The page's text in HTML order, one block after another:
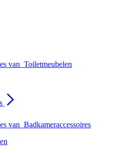
van Toiletmeubelen
van Badkameraccessoires